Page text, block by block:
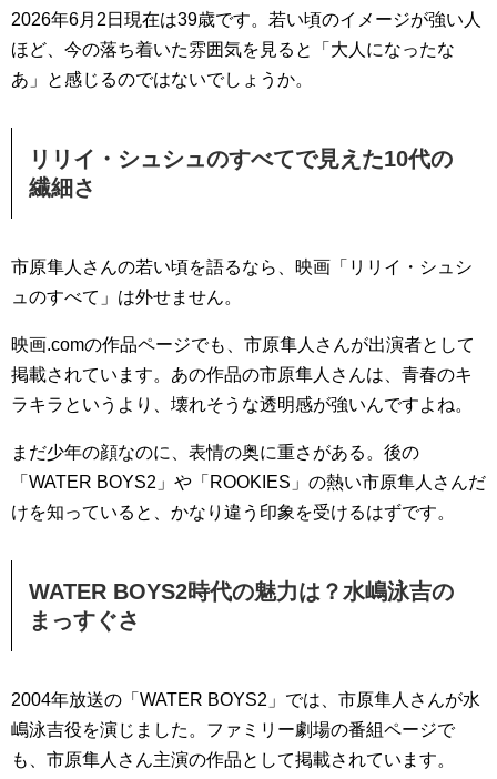
2026年6月2日現在は39歳です。若い頃のイメージが強い人
ほど、今の落ち着いた雰囲気を見ると「大人になったな
あ」と感じるのではないでしょうか。
リリイ・シュシュのすべてで見えた10代の
繊細さ
市原隼人さんの若い頃を語るなら、映画「リリイ・シュシ
ュのすべて」は外せません。
映画.comの作品ページでも、市原隼人さんが出演者として
掲載されています。あの作品の市原隼人さんは、青春のキ
ラキラというより、壊れそうな透明感が強いんですよね。
まだ少年の顔なのに、表情の奥に重さがある。後の
「WATER BOYS2」や「ROOKIES」の熱い市原隼人さんだ
けを知っていると、かなり違う印象を受けるはずです。
WATER BOYS2時代の魅力は？水嶋泳吉の
まっすぐさ
2004年放送の「WATER BOYS2」では、市原隼人さんが水
嶋泳吉役を演じました。ファミリー劇場の番組ページで
も、市原隼人さん主演の作品として掲載されています。